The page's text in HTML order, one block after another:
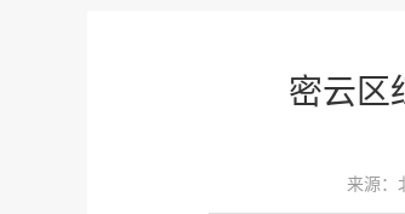
密云区
来源：